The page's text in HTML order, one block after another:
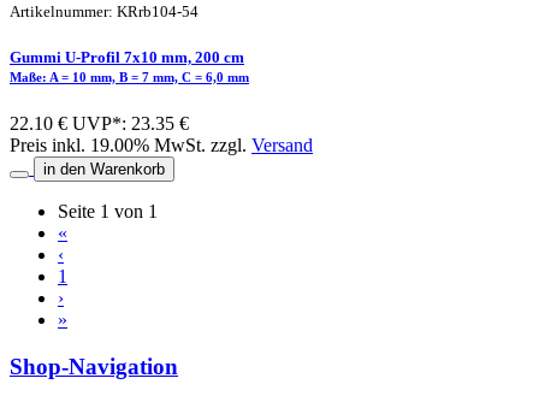
Artikelnummer: KRrb104-54
Gummi U-Profil 7x10 mm, 200 cm
Maße: A = 10 mm, B = 7 mm, C = 6,0 mm
22.10 € UVP*: 23.35 €
Preis inkl. 19.00% MwSt. zzgl. Versand
in den Warenkorb
Seite 1 von 1
«
‹
1
›
»
Shop-Navigation